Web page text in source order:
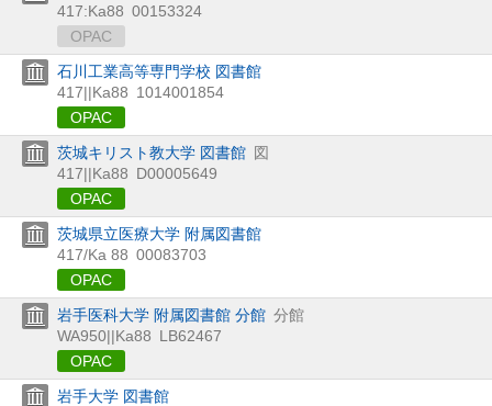
417:Ka88 00153324
OPAC
石川工業高等専門学校 図書館
417||Ka88 1014001854
OPAC
茨城キリスト教大学 図書館 図
417||Ka88 D00005649
OPAC
茨城県立医療大学 附属図書館
417/Ka 88 00083703
OPAC
岩手医科大学 附属図書館 分館 分館
WA950||Ka88 LB62467
OPAC
岩手大学 図書館